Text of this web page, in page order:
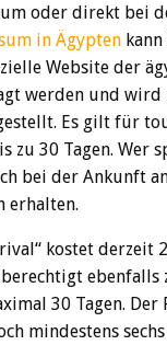
oder direkt bei
in Ägypten
Website der
werden und
Es gilt für
zu 30 Tagen. Wer
bei der Ankunft
erhalten.
kostet derzeit
ebenfalls
30 Tagen. Der
mindestens